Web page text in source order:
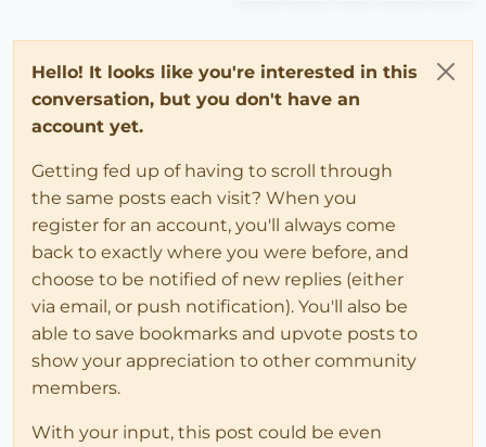
Hello! It looks like you're interested in this
conversation, but you don't have an
account yet.
Getting fed up of having to scroll through
the same posts each visit? When you
register for an account, you'll always come
back to exactly where you were before, and
choose to be notified of new replies (either
via email, or push notification). You'll also be
able to save bookmarks and upvote posts to
show your appreciation to other community
members.
With your input, this post could be even